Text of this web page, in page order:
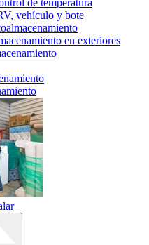
vehículo y bote
en exteriores